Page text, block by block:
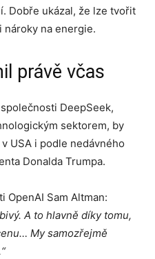
Dobře ukázal, že lze tvořit
nároky na energie.
právě včas
DeepSeek,
sektorem, by
USA i podle nedávného
Donalda Trumpa.
OpenAI Sam Altman:
A to hlavně díky tomu,
My samozřejmě